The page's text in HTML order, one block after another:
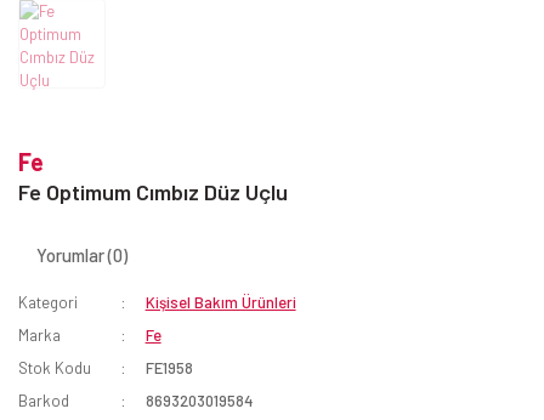
Fe
Fe Optimum Cımbız Düz Uçlu
Yorumlar (0)
Kategori
Kişisel Bakım Ürünleri
Marka
Fe
Stok Kodu
FE1958
Barkod
8693203019584